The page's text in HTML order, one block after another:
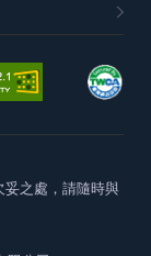
妥之處，請隨時與